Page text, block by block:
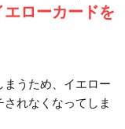
エローカードを
うため、イエロー
れなくなってしま